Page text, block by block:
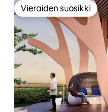
Vieraiden suosikki
Vieraiden suosikki